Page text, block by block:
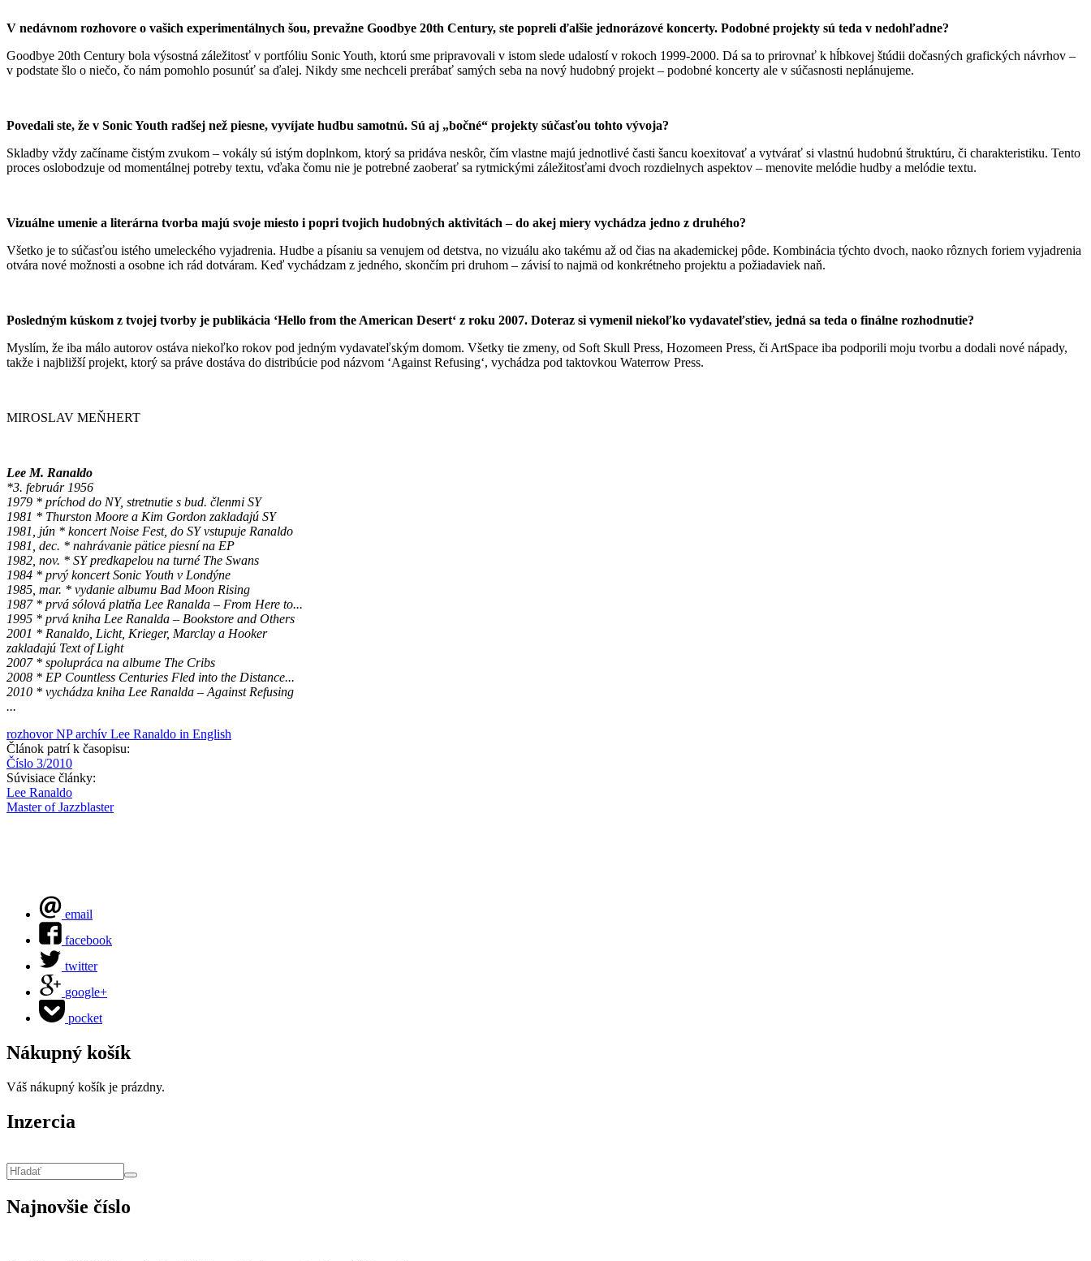
V nedávnom rozhovore o vašich experimentálnych šou, prevažne Goodbye 20th Century, ste popreli ďalšie jednorázové koncerty. Podobné projekty sú teda v nedohľadne?
Goodbye 20th Century bola výsostná záležitosť v portfóliu Sonic Youth, ktorú sme pripravovali v istom slede udalostí v rokoch 1999-2000. Dá sa to prirovnať k hĺbkovej štúdii dočasných grafických návrhov –
v podstate šlo o niečo, čo nám pomohlo posunúť sa ďalej. Nikdy sme nechceli prerábať samých seba na nový hudobný projekt – podobné koncerty ale v súčasnosti neplánujeme.
Povedali ste, že v Sonic Youth radšej než piesne, vyvíjate hudbu samotnú. Sú aj „bočné“ projekty súčasťou tohto vývoja?
Skladby vždy začíname čistým zvukom – vokály sú istým doplnkom, ktorý sa pridáva neskôr, čím vlastne majú jednotlivé časti šancu koexitovať a vytvárať si vlastnú hudobnú štruktúru, či charakteristiku. Tento
proces oslobodzuje od momentálnej potreby textu, vďaka čomu nie je potrebné zaoberať sa rytmickými záležitosťami dvoch rozdielnych aspektov – menovite melódie hudby a melódie textu.
Vizuálne umenie a literárna tvorba majú svoje miesto i popri tvojich hudobných aktivitách – do akej miery vychádza jedno z druhého?
Všetko je to súčasťou istého umeleckého vyjadrenia. Hudbe a písaniu sa venujem od detstva, no vizuálu ako takému až od čias na akademickej pôde. Kombinácia týchto dvoch, naoko rôznych foriem vyjadrenia
otvára nové možnosti a osobne ich rád dotváram. Keď vychádzam z jedného, skončím pri druhom – závisí to najmä od konkrétneho projektu a požiadaviek naň.
Posledným kúskom z tvojej tvorby je publikácia ‘Hello from the American Desert‘ z roku 2007. Doteraz si vymenil niekoľko vydavateľstiev, jedná sa teda o finálne rozhodnutie?
Myslím, že iba málo autorov ostáva niekoľko rokov pod jedným vydavateľským domom. Všetky tie zmeny, od Soft Skull Press, Hozomeen Press, či ArtSpace iba podporili moju tvorbu a dodali nové nápady,
takže i najbližší projekt, ktorý sa práve dostáva do distribúcie pod názvom ‘Against Refusing‘, vychádza pod taktovkou Waterrow Press.
MIROSLAV MEŇHERT
Lee M. Ranaldo
*3. február 1956
1979 * príchod do NY, stretnutie s bud. členmi SY
1981 * Thurston Moore a Kim Gordon zakladajú SY
1981, jún * koncert Noise Fest, do SY vstupuje Ranaldo
1981, dec. * nahrávanie pätice piesní na EP
1982, nov. * SY predkapelou na turné The Swans
1984 * prvý koncert Sonic Youth v Londýne
1985, mar. * vydanie albumu Bad Moon Rising
1987 * prvá sólová platňa Lee Ranalda – From Here to...
1995 * prvá kniha Lee Ranalda – Bookstore and Others
2001 * Ranaldo, Licht, Krieger, Marclay a Hooker
zakladajú Text of Light
2007 * spolupráca na albume The Cribs
2008 * EP Countless Centuries Fled into the Distance...
2010 * vychádza kniha Lee Ranalda – Against Refusing
...
rozhovor NP archív Lee Ranaldo in English
Článok patrí k časopisu:
Číslo 3/2010
Súvisiace články:
Lee Ranaldo
Master of Jazzblaster
email
facebook
twitter
google+
pocket
Nákupný košík
Váš nákupný košík je prázdny.
Inzercia
Najnovšie číslo